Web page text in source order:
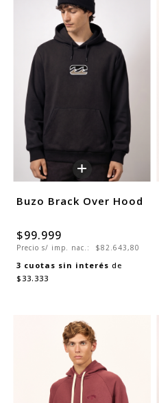
+
Buzo Brack Over Hood
$99.999
Precio s/ imp. nac.: $82.643,80
3 cuotas sin interés de
$33.333